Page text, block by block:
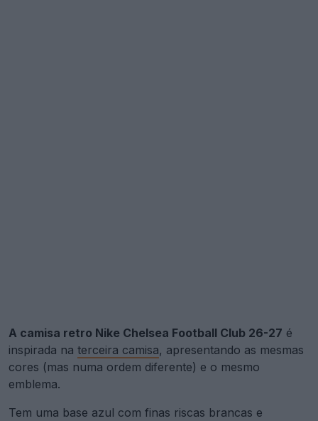
A camisa retro Nike Chelsea Football Club 26-27 é
inspirada na terceira camisa, apresentando as mesmas
cores (mas numa ordem diferente) e o mesmo
emblema.
Tem uma base azul com finas riscas brancas e